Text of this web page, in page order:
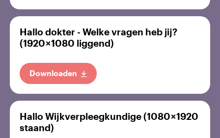
Hallo dokter - Welke vragen heb jij?
(1920 × 1080 liggend)
Downloaden
Hallo Wijkverpleegkundige (1080 × 1920
staand)